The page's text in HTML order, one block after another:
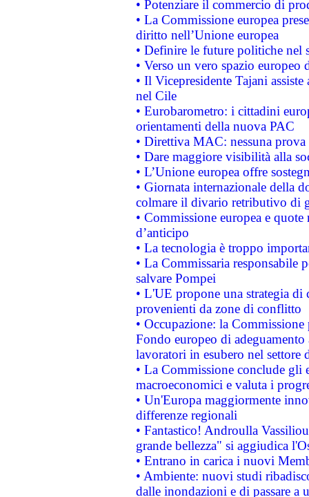
• Potenziare il commercio di
• La Commissione europea
diritto nell’Unione europea
• Definire le future politiche nel
• Verso un vero spazio
• Il Vicepresidente Tajani
nel Cile
• Eurobarometro: i cittadini
orientamenti della nuova PAC
• Direttiva MAC: nessuna
• Dare maggiore visibilità alla
• L’Unione europea offre
• Giornata internazionale della
colmare il divario retributivo di
• Commissione europea e
d’anticipo
• La tecnologia è troppo
• La Commissaria responsabile
salvare Pompei
• L'UE propone una strategia
provenienti da zone di conflitto
• Occupazione: la
Fondo europeo di
lavoratori in esubero nel
• La Commissione conclude
macroeconomici e valuta i
• Un'Europa maggiormente
differenze regionali
• Fantastico! Androulla
grande bellezza" si aggiudica
• Entrano in carica i nuovi
• Ambiente: nuovi studi
dalle inondazioni e di passare a